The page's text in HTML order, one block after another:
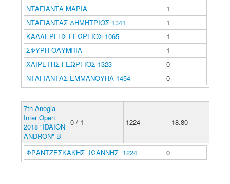
ΝΤΑΓΙΑΝΤΑ ΜΑΡΙΑ
1
ΝΤΑΓΙΑΝΤΑΣ ΔΗΜΗΤΡΙΟΣ 1341
1
ΚΑΛΛΕΡΓΗΣ ΓΕΩΡΓΙΟΣ 1065
1
ΣΦΥΡΗ ΟΛΥΜΠΙΑ
1
ΧΑΙΡΕΤΗΣ ΓΕΩΡΓΙΟΣ 1323
0
ΝΤΑΓΙΑΝΤΑΣ ΕΜΜΑΝΟΥΗΛ 1454
0
7th Anogia
Inter Open
2018 "IDAION
ANDRON" B
0 / 1 1224 -18.80
ΦΡΑΝΤΖΕΣΚΑΚΗΣ ΙΩΑΝΝΗΣ 1224 0